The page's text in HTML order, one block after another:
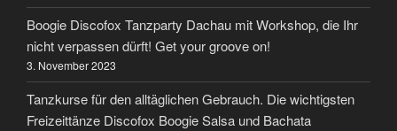
Boogie Discofox Tanzparty Dachau mit Workshop, die Ihr
nicht verpassen dürft! Get your groove on!
3. November 2023
Tanzkurse für den alltäglichen Gebrauch. Die wichtigsten
Freizeittänze Discofox Boogie Salsa und Bachata